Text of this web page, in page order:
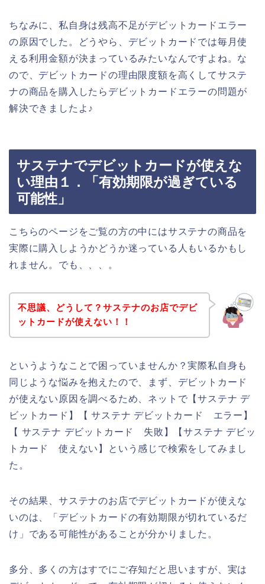
ちなみに、私自身は残高不足がデビットカードエラー
の原因でした。どうやら、デビットカードでは毎月使
える利用金額が決まっているみたいなんですよね。な
ので、デビットカードの理由限度額を高くしてサステ
ナの商品を購入したらデビットカードエラーの問題が
解決できましたよ♪
サステナでデビットカードが使えな
い理由１．「有効期限が過ぎている
可能性」
こちらのページをご覧の方の中にはサステナの商品を
実際に購入しようかどうか迷っている人もいるかもし
れません。でも、、、。
不思議、どうして？サステナのお店でデビ
ットカードが使えない！！
というようなことで困っていませんか？実際私自身も
同じような悩みを抱えたので、まず、デビットカード
が使えない原因を調べるため、ネットで【サステナ デ
ビットカード】【 サステナ デビットカード エラー】
【 サステナ デビットカード 失敗】【サステナ デビッ
トカード 使えない】という感じで検索をしてみまし
た。
その結果、サステナのお店でデビットカードが使えな
いのは、「デビットカードの有効期限が切れているだ
け」である可能性があることが分かりました。
多分、多くの方はすでにご存知だと思いますが、実は